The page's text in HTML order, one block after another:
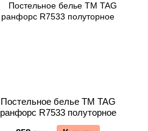
Постельное белье TM TAG
ранфорс R7533 полуторное